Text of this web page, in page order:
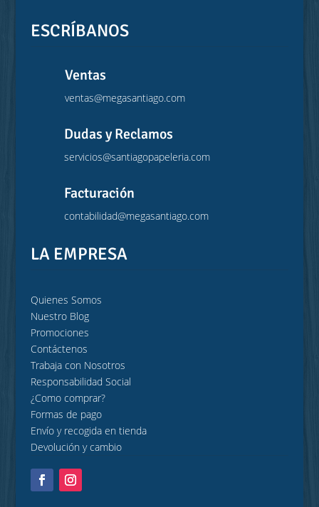
ESCRÍBANOS
Ventas
ventas@megasantiago.com
Dudas y Reclamos
servicios@santiagopapeleria.com
Facturación
contabilidad@megasantiago.com
LA EMPRESA
Quienes Somos
Nuestro Blog
Promociones
Contáctenos
Trabaja con Nosotros
Responsabilidad Social
¿Como comprar?
Formas de pago
Envío y recogida en tienda
Devolución y cambio